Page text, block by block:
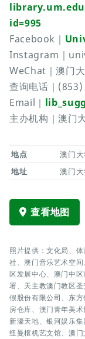
id=995
Facebook｜
Instagram｜
WeChat｜澳门
查询电话｜
Email｜
主办机构｜澳门
地点
澳门大
地址
澳门
查看地图
照片提供：文化局、
社、澳门音乐艺术空
区发展中心、澳门中
署、天主教澳门教区
假股份有限公司、东
房仓库、澳门青年美
新濠天地、银河娱乐
纽曼枢机艺文馆、澳